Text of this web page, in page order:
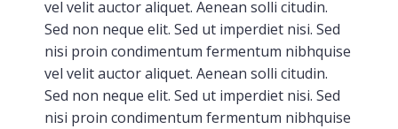
vel velit auctor aliquet. Aenean solli citudin.
Sed non neque elit. Sed ut imperdiet nisi. Sed
nisi proin condimentum fermentum nibhquise
vel velit auctor aliquet. Aenean solli citudin.
Sed non neque elit. Sed ut imperdiet nisi. Sed
nisi proin condimentum fermentum nibhquise